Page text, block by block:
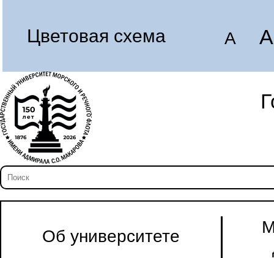
Цветовая схема A A
Об университете